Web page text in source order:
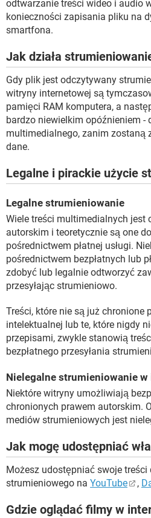
odtwarzanie treści wideo i audio
konieczności zapisania pliku na
smartfona.
Jak działa
Gdy plik jest odczytywany
witryny internetowej są
pamięci RAM komputera, a
bardzo niewielkim opóźnieniem -
multimedialnego, zanim zostaną
dane.
Legalne i pirackie użycie
Legalne strumieniowanie
Wiele treści multimedialnych jest
autorskim i teoretycznie są one
pośrednictwem płatnej usługi.
pośrednictwem bezpłatnych lub
zdobyć lub legalnie odtworzyć
przesyłając strumieniowo.
Treści, które nie są już chronione
intelektualnej lub te, które nigdy
przepisami, zwykle stanowią
bezpłatnego przesyłania
Nielegalne strumieniowanie
Niektóre witryny umożliwiają
chronionych prawem autorskim.
mediów strumieniowych jest
Jak mogę udostępniać
Możesz udostępniać swoje treści
strumieniowego na YouTube ,
Gdzie oglądać filmy w